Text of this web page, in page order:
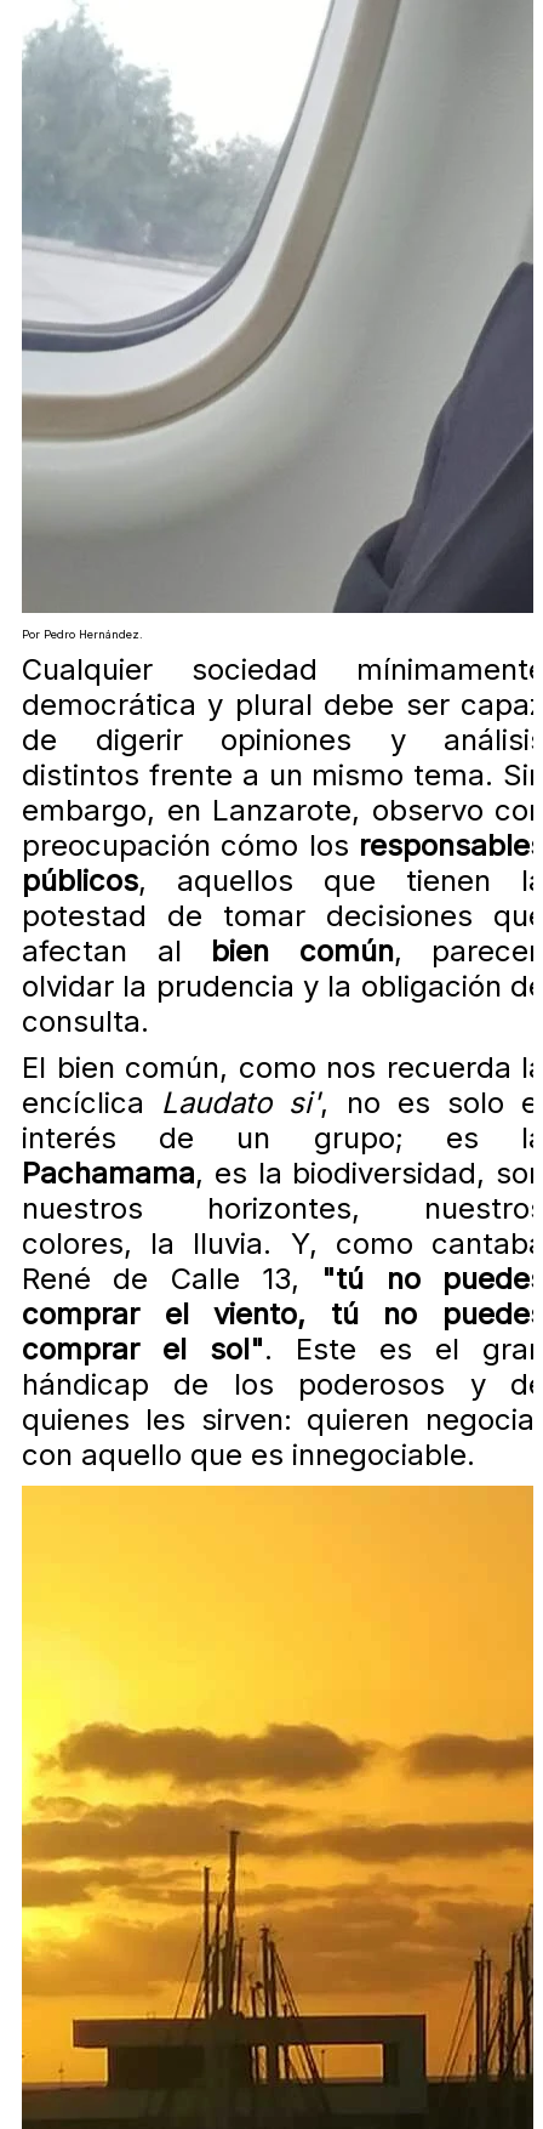
Por Pedro Hernández.
Cualquier sociedad
democrática y plural debe ser
de digerir opiniones y
distintos frente a un mismo tema.
embargo, en Lanzarote, observo
preocupación cómo los
públicos, aquellos que tienen
potestad de tomar decisiones
afectan al bien común,
olvidar la prudencia y la obligación
consulta.
El bien común, como nos recuerda
encíclica Laudato si', no es solo
interés de un grupo; es
Pachamama, es la biodiversidad,
nuestros horizontes,
colores, la lluvia. Y, como
René de Calle 13, "tú no
comprar el viento, tú no
comprar el sol". Este es el
hándicap de los poderosos y
quienes les sirven: quieren
con aquello que es innegociable.